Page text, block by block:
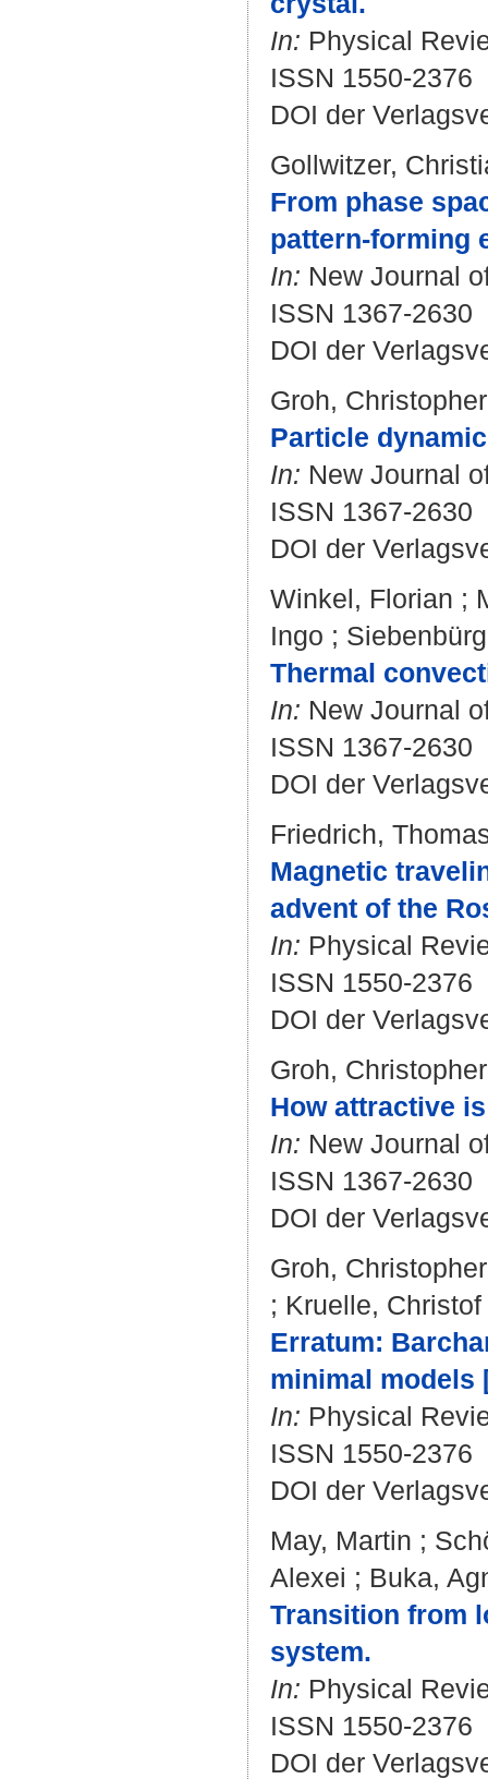
In: Physical
ISSN 1550-2376
DOI der
Gollwitzer,
From phase
pattern-forming
In: New Journal
ISSN 1367-2630
DOI der
Groh, Christopher
Particle
In: New Journal
ISSN 1367-2630
DOI der
Winkel, Florian ;
Ingo ;
Thermal
In: New Journal
ISSN 1367-2630
DOI der
Friedrich,
Magnetic
advent of the
In: Physical
ISSN 1550-2376
DOI der
Groh, Christopher
How attractive
In: New Journal
ISSN 1367-2630
DOI der
Groh, Christopher
; Kruelle, Christof
Erratum:
minimal models
In: Physical
ISSN 1550-2376
DOI der
May, Martin ;
Alexei ; Buka,
Transition from
system.
In: Physical
ISSN 1550-2376
DOI der